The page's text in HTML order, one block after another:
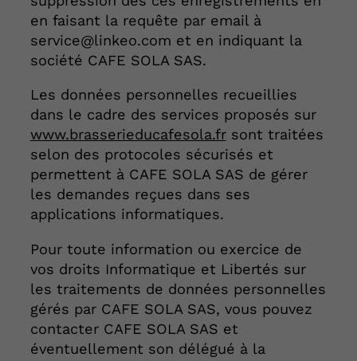
en faisant la requête par email à
service@linkeo.com et en indiquant la
société CAFE SOLA SAS.
Les données personnelles recueillies
dans le cadre des services proposés sur
www.brasserieducafesola.frsont traitées
selon des protocoles sécurisés et
permettent à CAFE SOLA SAS de gérer
les demandes reçues dans ses
applications informatiques.
Pour toute information ou exercice de
vos droits Informatique et Libertés sur
les traitements de données personnelles
gérés par CAFE SOLA SAS, vous pouvez
contacter CAFE SOLA SAS et
éventuellement son délégué à la